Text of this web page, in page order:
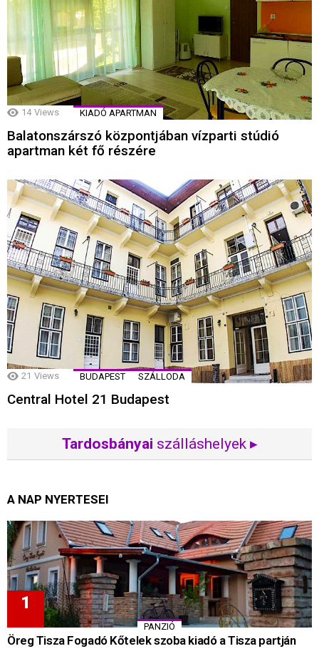
14 Views KIADÓ APARTMAN
Balatonszárszó központjában vízparti stúdió
apartman két fő részére
21 Views BUDAPEST SZÁLLODA
Central Hotel 21 Budapest
Tardosbányai szálláshelyek ▸
A NAP NYERTESEI
PANZIÓ
Öreg Tisza Fogadó Kőtelek szoba kiadó a Tisza partján